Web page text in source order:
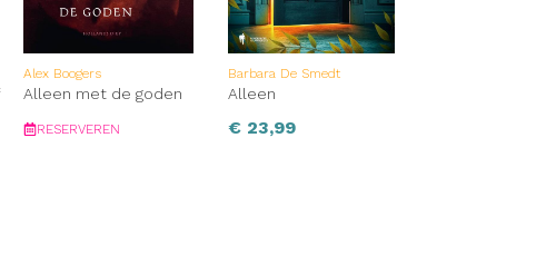
Alex Boogers
Alleen met de goden
RESERVEREN
Barbara De Smedt
Alleen
€23,99